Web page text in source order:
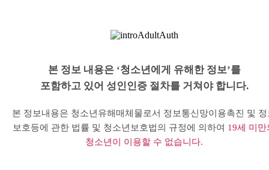
본 정보 내용은 ‘청소년에게 유해한 정보’를
포함하고 있어 성인인증 절차를 거쳐야 합니다.
본 정보내용은 청소년유해매체물로서 정보통신망이용촉진 및 정
보호등에 관한 법률 및 청소년보호법의 규정에 의하여 19세 미만
청소년이 이용할 수 없습니다.